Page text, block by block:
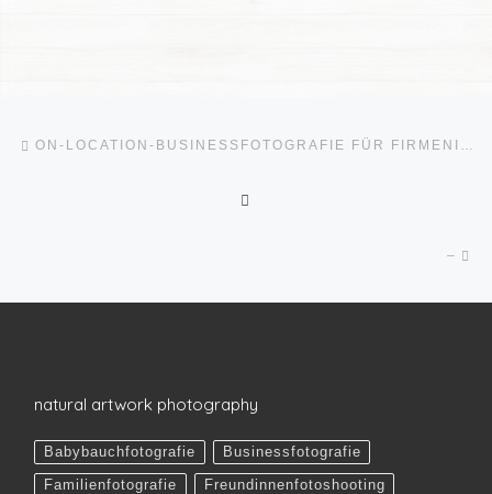
Beitragsnavigation ON-LOCATION-BUSINESSFOTOGRAFIE FÜR FIRMENINHABER
–
natural artwork photography
Babybauchfotografie Businessfotografie
Familienfotografie Freundinnenfotoshooting